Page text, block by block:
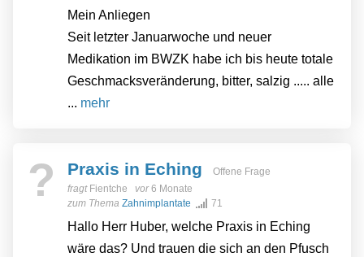
Mein Anliegen
Seit letzter Januarwoche und neuer
Medikation im BWZK habe ich bis heute totale
Geschmacksveränderung, bitter, salzig ..... alle
... mehr
? Praxis in Eching
Offene Frage
fragt Fientche vor6 Monate
zum Thema Zahnimplantate 71
Hallo Herr Huber, welche Praxis in Eching
wäre das? Und trauen die sich an den Pfusch